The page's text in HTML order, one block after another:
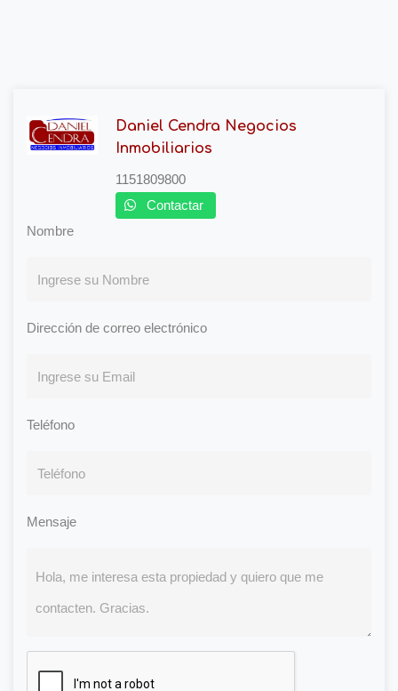
Daniel Cendra Negocios
Inmobiliarios
1151809800
Contactar
Nombre
Dirección de correo electrónico
Teléfono
Mensaje